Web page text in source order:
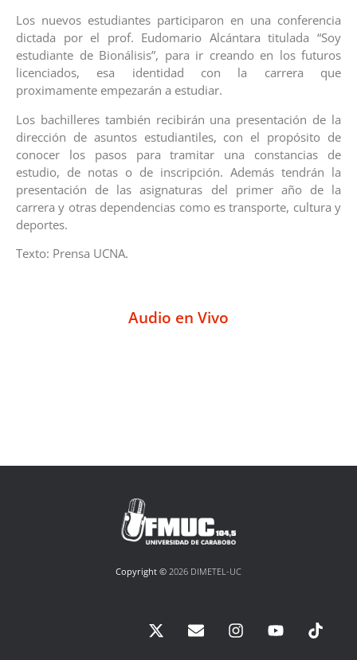
Los nuevos estudiantes participaron en una conferencia
dictada por el prof. Eudomario Alcántara titulada “Soy
estudiante de Bionálisis”, para ir creando en los futuros
licenciados, esa identidad con la carrera que
proximamente empezarán a estudiar.
Los bachilleres también recibirán una presentación de la
dirección de asuntos estudiantiles, con el propósito de
conocer los pasos para tramitar una constancias de
estudio, de notas o de inscripción. Además tendrán la
presentación de las asignaturas del primer año de la
carrera y otras dependencias como es transporte, cultura y
deportes.
Texto: Prensa UCNA.
Audio en Vivo
Copyright © 2026 DIMETEL-UC